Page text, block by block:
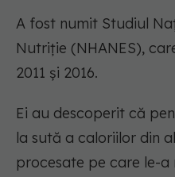
A fost numit Studiul
Nutriție (NHANES),
2011 și 2016.
Ei au descoperit că
la sută a caloriilor din
procesate pe care le-